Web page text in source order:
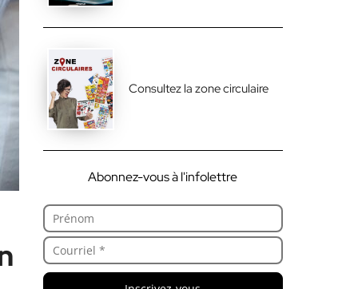
Consultez la zone circulaire
Abonnez-vous à l'infolettre